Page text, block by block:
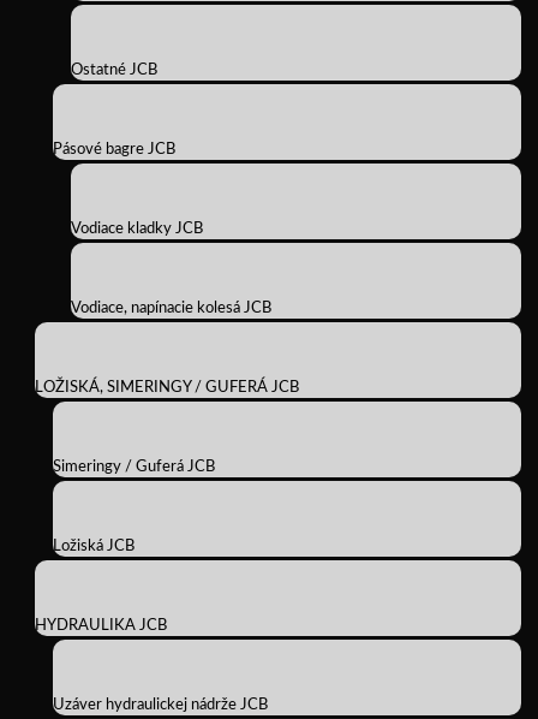
Ostatné JCB
Pásové bagre JCB
Vodiace kladky JCB
Vodiace, napínacie kolesá JCB
LOŽISKÁ, SIMERINGY / GUFERÁ JCB
Simeringy / Guferá JCB
Ložiská JCB
HYDRAULIKA JCB
Uzáver hydraulickej nádrže JCB